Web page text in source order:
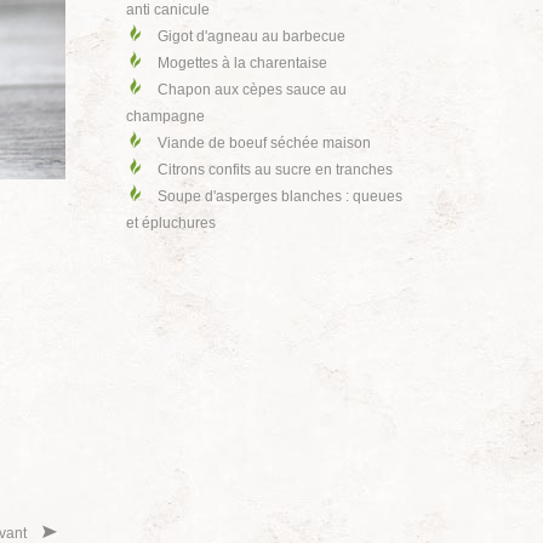
anti canicule
Gigot d'agneau au barbecue
Mogettes à la charentaise
Chapon aux cèpes sauce au
champagne
Viande de boeuf séchée maison
Citrons confits au sucre en tranches
Soupe d'asperges blanches : queues
et épluchures